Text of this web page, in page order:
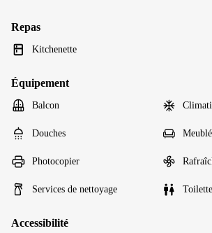
Repas
Kitchenette
Équipement
Balcon
Douches Meublé
Photocopier
Services de nettoyage
Accessibilité